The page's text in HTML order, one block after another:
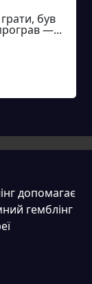
був
—...
допомагає
гемблінг